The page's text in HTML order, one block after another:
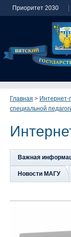
Приоритет 2030
Главная > Интернет-
специальной
Важная
Новости МАГУ